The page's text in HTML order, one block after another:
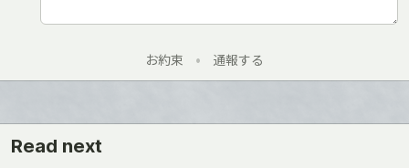
お約束 • 通報する
Read next